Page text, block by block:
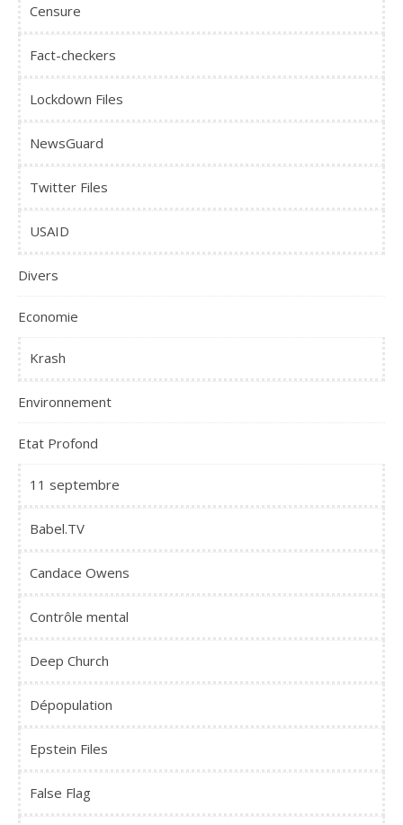
Censure
Fact-checkers
Lockdown Files
NewsGuard
Twitter Files
USAID
Divers
Economie
Krash
Environnement
Etat Profond
11 septembre
Babel.TV
Candace Owens
Contrôle mental
Deep Church
Dépopulation
Epstein Files
False Flag